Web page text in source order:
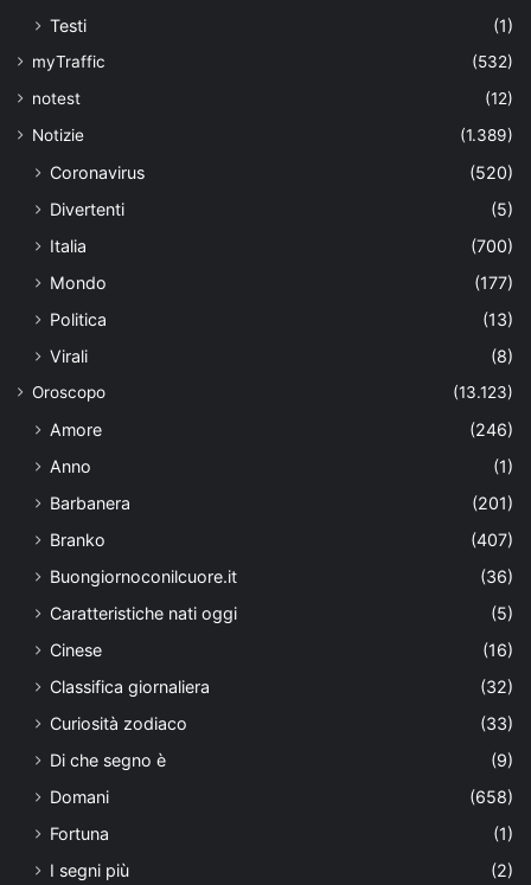
Testi
(1)
myTraffic
(532)
notest
(12)
Notizie
(1.389)
Coronavirus
(520)
Divertenti
(5)
Italia
(700)
Mondo
(177)
Politica
(13)
Virali
(8)
Oroscopo (13.123)
Amore
(246)
Anno
(1)
Barbanera
(201)
Branko
(407)
Buongiornoconilcuore.it
(36)
Caratteristiche nati oggi
(5)
Cinese
(16)
Classifica giornaliera
(32)
Curiosità zodiaco
(33)
Di che segno è
(9)
Domani
(658)
Fortuna
(1)
I segni più
(2)